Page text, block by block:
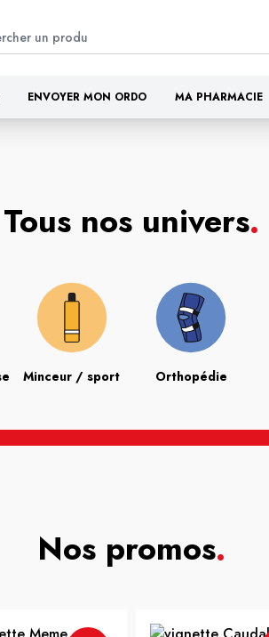
ENVOYER MON ORDO MA PHARMACIE
Tous nos univers.
Minceur / sport Orthopédie
Nos promos.